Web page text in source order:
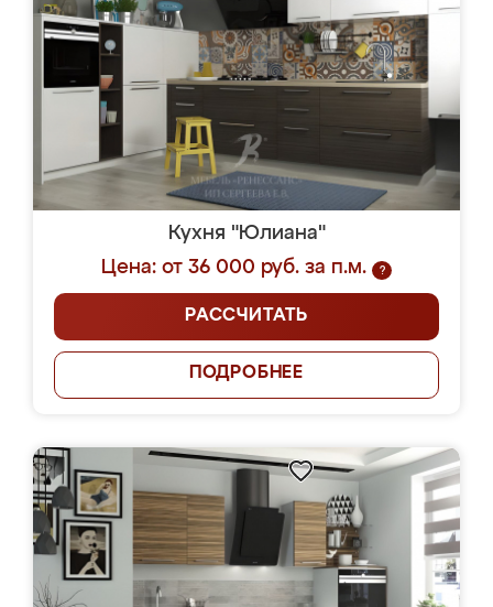
Кухня "Юлиана"
Цена: от 36 000 руб. за п.м.
?
РАССЧИТАТЬ
ПОДРОБНЕЕ